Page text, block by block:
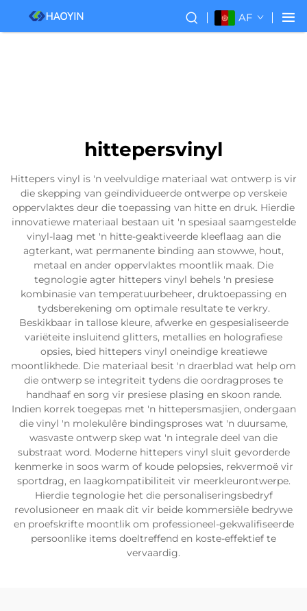
AF
hittepersvinyl
Hittepers vinyl is 'n veelvuldige materiaal wat ontwerp is vir
die skepping van geïndividueerde ontwerpe op verskeie
oppervlaktes deur die toepassing van hitte en druk. Hierdie
innovatiewe materiaal bestaan uit 'n spesiaal saamgestelde
vinyl-laag met 'n hitte-geaktiveerde kleeflaag aan die
agterkant, wat permanente binding aan stowwe, hout,
metaal en ander oppervlaktes moontlik maak. Die
tegnologie agter hittepers vinyl behels 'n presiese
kombinasie van temperatuurbeheer, druktoepassing en
tydsberekening om optimale resultate te verkry.
Beskikbaar in tallose kleure, afwerke en gespesialiseerde
variëteite insluitend glitters, metallies en holografiese
opsies, bied hittepers vinyl oneindige kreatiewe
moontlikhede. Die materiaal besit 'n draerblad wat help om
die ontwerp se integriteit tydens die oordragproses te
handhaaf en sorg vir presiese plasing en skoon rande.
Indien korrek toegepas met 'n hittepersmasjien, ondergaan
die vinyl 'n molekulêre bindingsproses wat 'n duursame,
wasvaste ontwerp skep wat 'n integrale deel van die
substraat word. Moderne hittepers vinyl sluit gevorderde
kenmerke in soos warm of koude pelopsies, rekvermoë vir
sportdrag, en laagkompatibiliteit vir meerkleurontwerpe.
Hierdie tegnologie het die personaliseringsbedryf
revolusioneer en maak dit vir beide kommersiële bedrywe
en proefskrifte moontlik om professioneel-gekwalifiseerde
persoonlike items doeltreffend en koste-effektief te
vervaardig.